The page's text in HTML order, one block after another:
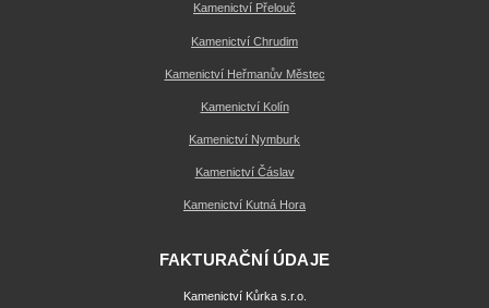
Kamenictví Přelouč
Kamenictví Chrudim
Kamenictví Heřmanův Městec
Kamenictví Kolín
Kamenictví Nymburk
Kamenictví Čáslav
Kamenictví Kutná Hora
FAKTURAČNÍ ÚDAJE
Kamenictví Kůrka s.r.o.